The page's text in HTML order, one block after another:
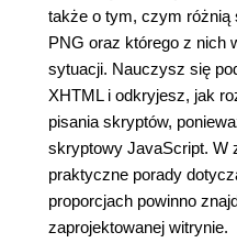
także o tym, czym różnią
PNG oraz którego z nich
sytuacji. Nauczysz się
XHTML i odkryjesz, jak
pisania skryptów,
skryptowy JavaScript. W
praktyczne porady
proporcjach powinno
zaprojektowanej witrynie.